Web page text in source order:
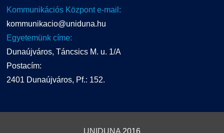
Kommunikációs Központ e-mail:
kommunikacio@uniduna.hu
Egyetemünk címe:
Dunaújváros, Táncsics M. u. 1/A
Postacím:
2401 Dunaújváros, Pf.: 152.
UNIDUNA 2016